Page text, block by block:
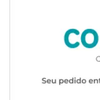
Indicação
especial. Compre pelo
Ingredientes
Seleção de
de Salmão, Carne